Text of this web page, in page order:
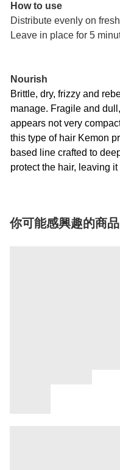
How to use
Distribute evenly on
Leave in place for 5
Nourish
Brittle, dry, frizzy and
manage. Fragile and
appears not very
this type of hair Kemon
based line crafted to
protect the hair, leaving
你可能感興趣的商品